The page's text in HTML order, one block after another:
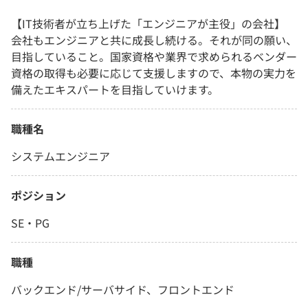
【IT技術者が立ち上げた「エンジニアが主役」の会社】
会社もエンジニアと共に成長し続ける。それが同の願い、
目指していること。国家資格や業界で求められるベンダー
資格の取得も必要に応じて支援しますので、本物の実力を
備えたエキスパートを目指していけます。
職種名
システムエンジニア
ポジション
SE・PG
職種
バックエンド/サーバサイド、フロントエンド